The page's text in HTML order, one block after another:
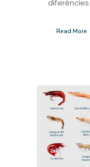
diferències
Read More